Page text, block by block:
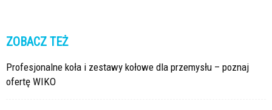
ZOBACZ TEŻ
Profesjonalne koła i zestawy kołowe dla przemysłu – poznaj
ofertę WIKO